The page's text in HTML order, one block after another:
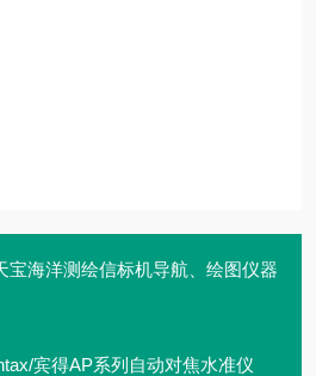
宝海洋测绘信标机导航、绘图仪器
宾得AP系列自动对焦水准仪